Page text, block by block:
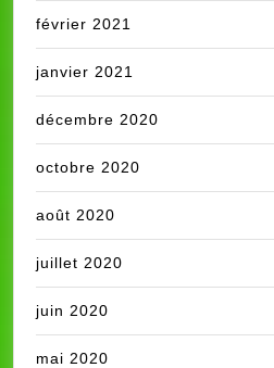
février 2021
janvier 2021
décembre 2020
octobre 2020
août 2020
juillet 2020
juin 2020
mai 2020